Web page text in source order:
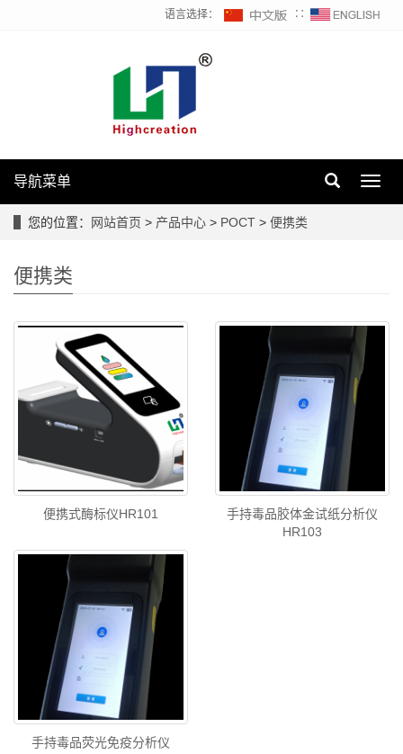
语言选择： ∷
导航菜单
您的位置： 网站首页 > 产品中心 > POCT > 便携类
便携类
便携式酶标仪HR101
手持毒品胶体金试纸分析仪
HR103
手持毒品荧光免疫分析仪